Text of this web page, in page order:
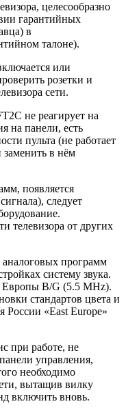
целесообразно
гарантийных
в
талоне).
или
розетки и
сети.
не реагирует на
на панели, есть
пульта (не работает
заменить в нём
появляется
следует
телевизора от других
аналоговых программ
систему звука.
Европы B/G (5.5 MHz).
стандартов цвета и
России «East Europe»
при работе, не
управления,
необходимо
вытащив вилку
включить вновь.